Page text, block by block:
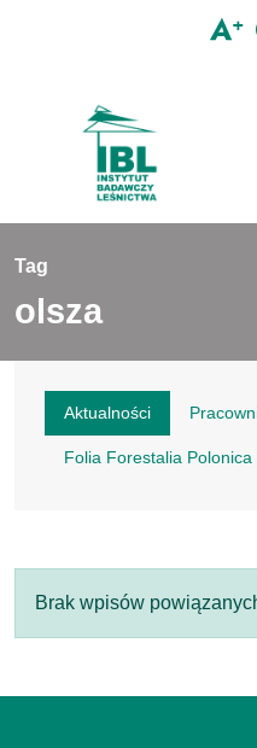
Tag
olsza
Aktualności
Folia Forestalia Polonica
Brak wpisów